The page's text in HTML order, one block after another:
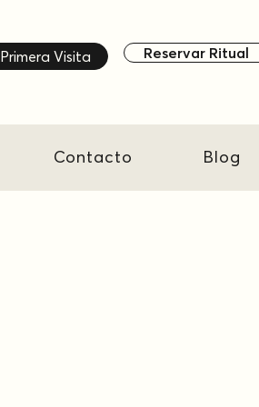
Primera Visita Reservar Ritual
Contacto Blog